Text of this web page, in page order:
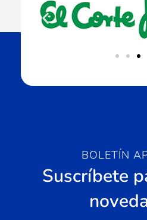
BOLETÍN
Suscríbete